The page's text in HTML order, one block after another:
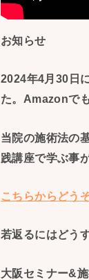
お知らせ
2024年4月30日
た。Amazonで
当院の施術法の
践講座で学ぶ事
こちらからどう
若返るにはどう
大阪セミナー&